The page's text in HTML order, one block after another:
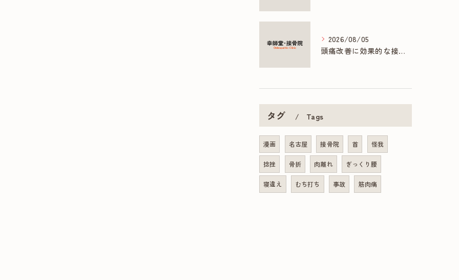
2026/08/05
頭痛改善に効果的な接骨院の多彩な施術方法
タグ Tags
漫画 名古屋 接骨院 首 怪我
捻挫 骨折 肉離れ ぎっくり腰
寝違え むち打ち 事故 筋肉痛